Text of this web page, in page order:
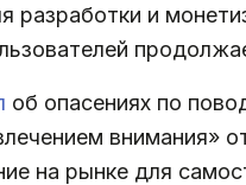
разработки и
об опасениях по
внимания»
на рынке для